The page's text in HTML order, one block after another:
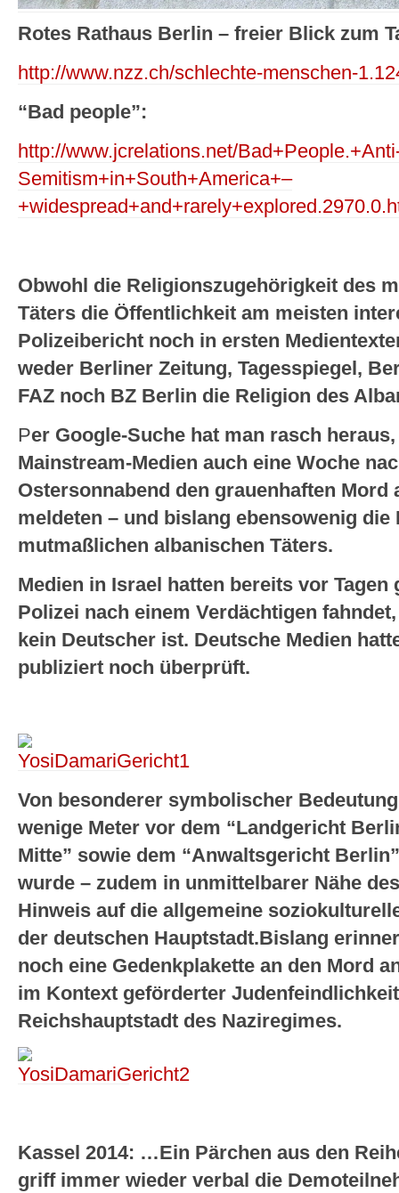
Rotes Rathaus Berlin – freier Blick zum
http://www.nzz.ch/schlechte-menschen-
“Bad people”:
http://www.jcrelations.net/
Semitism+in+South+America+–
Obwohl die Religionszugehörigkeit des
Täters die Öffentlichkeit am meisten
Polizeibericht noch in ersten
weder Berliner Zeitung, Tagesspiegel,
FAZ noch BZ Berlin die Religion des
Per Google-Suche hat man rasch
Mainstream-Medien auch eine Woche
Ostersonnabend den grauenhaften Mord
meldeten – und bislang ebensowenig die
mutmaßlichen albanischen Täters.
Medien in Israel hatten bereits vor Tagen
Polizei nach einem Verdächtigen
kein Deutscher ist. Deutsche Medien
publiziert noch überprüft.
Von besonderer symbolischer
wenige Meter vor dem “Landgericht
Mitte” sowie dem “Anwaltsgericht
wurde – zudem in unmittelbarer Nähe
Hinweis auf die allgemeine
der deutschen Hauptstadt.Bislang
noch eine Gedenkplakette an den Mord
im Kontext geförderter
Reichshauptstadt des Naziregimes.
Kassel 2014: …Ein Pärchen aus den
griff immer wieder verbal die